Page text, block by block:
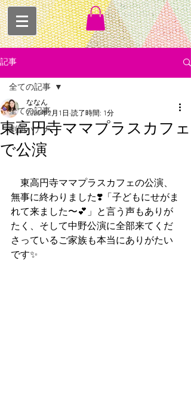
記事
全ての記事
劇団バナナ
全ての記事
東高円寺ママプラスカフェ
で公演
ななん
2020年2月1日 読了時間: 1分
東高円寺ママプラスカフェの公演、
無事に終わりました❣️「子どもにせがま
れて来ました〜💕」と言う声もありが
たく、そして中野公演に全部来てくだ
さっているご家族も本当にありがたい
です✨